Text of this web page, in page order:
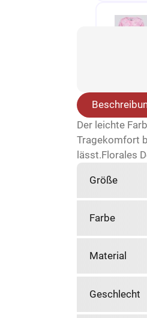
Der leichte
Tragekomfort
lässt.Florales
Größe
Farbe
Material
Geschlecht